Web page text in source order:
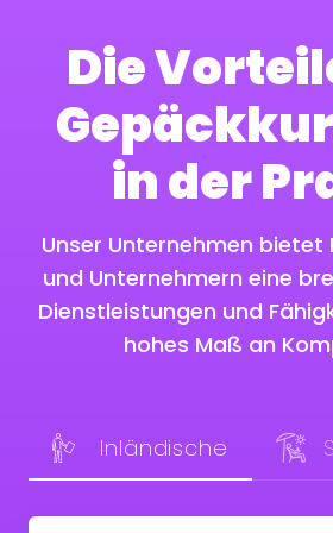
Die
in der
Unser Unternehmen bietet
und Unternehmern eine
Dienstleistungen und
hohes Maß an
Inländische